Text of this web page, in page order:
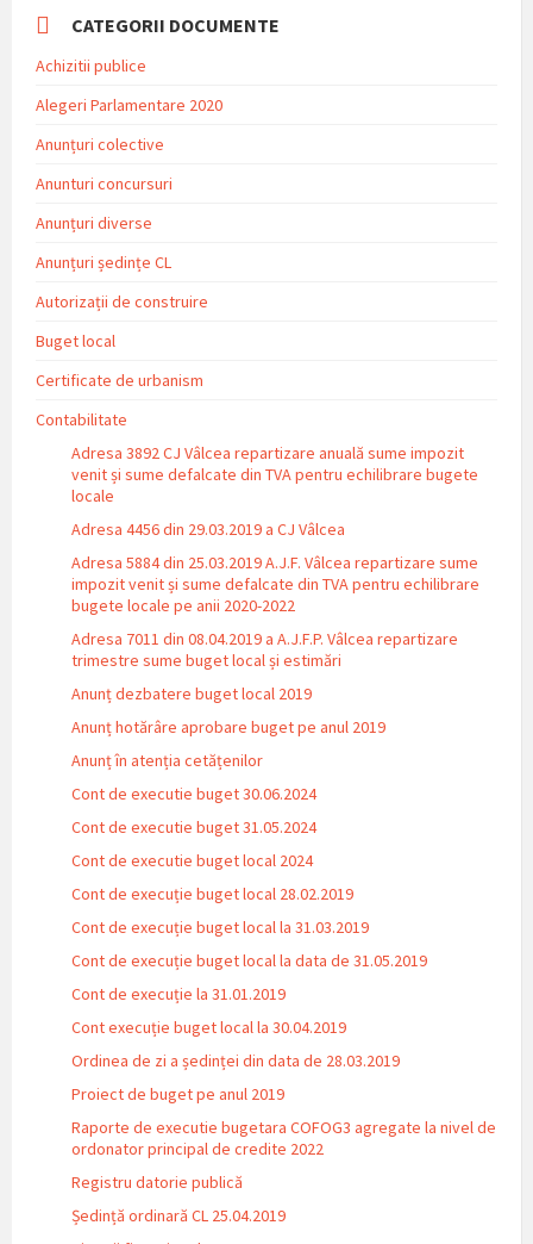
CATEGORII DOCUMENTE
Achizitii publice
Alegeri Parlamentare 2020
Anunțuri colective
Anunturi concursuri
Anunțuri diverse
Anunțuri ședințe CL
Autorizații de construire
Buget local
Certificate de urbanism
Contabilitate
Adresa 3892 CJ Vâlcea repartizare anuală sume impozit
venit și sume defalcate din TVA pentru echilibrare bugete
locale
Adresa 4456 din 29.03.2019 a CJ Vâlcea
Adresa 5884 din 25.03.2019 A.J.F. Vâlcea repartizare sume
impozit venit și sume defalcate din TVA pentru echilibrare
bugete locale pe anii 2020-2022
Adresa 7011 din 08.04.2019 a A.J.F.P. Vâlcea repartizare
trimestre sume buget local și estimări
Anunț dezbatere buget local 2019
Anunț hotărâre aprobare buget pe anul 2019
Anunț în atenția cetățenilor
Cont de executie buget 30.06.2024
Cont de executie buget 31.05.2024
Cont de executie buget local 2024
Cont de execuție buget local 28.02.2019
Cont de execuție buget local la 31.03.2019
Cont de execuție buget local la data de 31.05.2019
Cont de execuție la 31.01.2019
Cont execuție buget local la 30.04.2019
Ordinea de zi a ședinței din data de 28.03.2019
Proiect de buget pe anul 2019
Raporte de executie bugetara COFOG3 agregate la nivel de
ordonator principal de credite 2022
Registru datorie publică
Ședință ordinară CL 25.04.2019